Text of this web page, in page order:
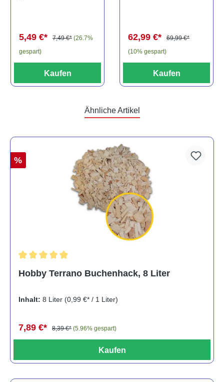
5,49 €* 7,49 €* (26.7%
gespart)
Kaufen
62,99 €*
69,99 €*
(10% gespart)
Kaufen
Ähnliche Artikel
%
Hobby Terrano Buchenhack, 8 Liter
Inhalt: 8 Liter (0,99 €* / 1 Liter)
7,89 €* 8,39 €* (5.96% gespart)
Kaufen